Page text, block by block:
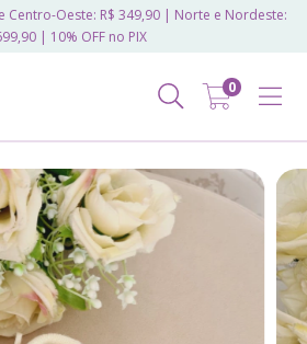
e Centro-Oeste: R$ 349,90 | Norte e Nordeste:
| 10% OFF no PIX
0